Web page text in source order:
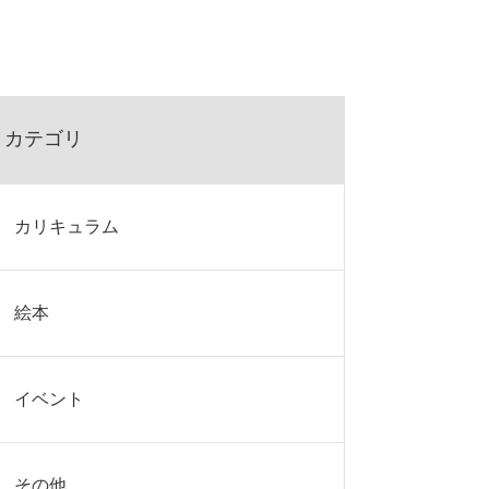
カテゴリ
カリキュラム
絵本
イベント
その他